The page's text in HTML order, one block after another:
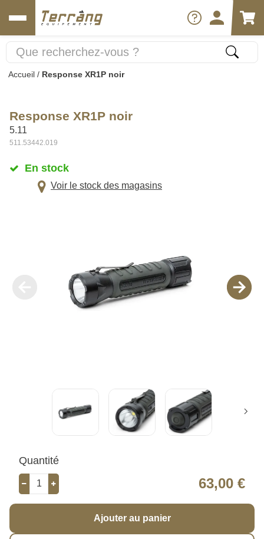
Accueil / Response XR1P noir
Response XR1P noir
5.11
511.53442.019
En stock
Voir le stock des magasins
Quantité
63,00 €
Ajouter au panier